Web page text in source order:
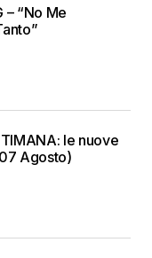
– “No Me
le nuove
Agosto)